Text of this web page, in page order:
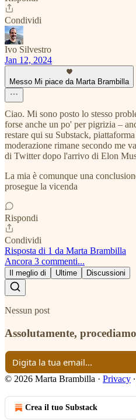
Condividi
Ivo Silvestro
Jan 12, 2024
Messo Mi piace da Marta Brambilla
Ciao. Mi sono posto lo stesso
forse anche un po' per pigrizia –
restare qui su Substack,
moderazione rimane secondo me
di Twitter dopo l'arrivo di Elon
La mia è comunque una
prosegue la vicenda
Rispondi
Condividi
Risposta di 1 da Marta Brambilla
Ancora 3 commenti...
Il meglio di Ultime Discussioni
Nessun post
Assolutamente,
© 2026 Marta Brambilla · Privacy ∙
Crea il tuo Substack